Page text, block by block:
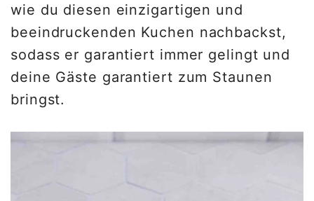
wie du diesen einzigartigen und
beeindruckenden Kuchen nachbackst,
sodass er garantiert immer gelingt und
deine Gäste garantiert zum Staunen
bringst.